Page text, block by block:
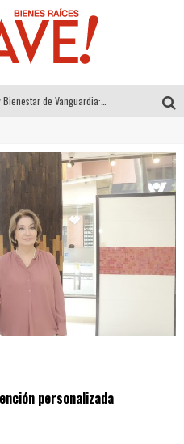
Sector Inmobiliario – recuperación a paso firme
El Despertar de la Calidez: Acabados Dorados de FV para Elevar tu Espacio
Tecnología y Bienestar de Vanguardia: El Inodoro Inteligente Neotech de FV.
personalizada